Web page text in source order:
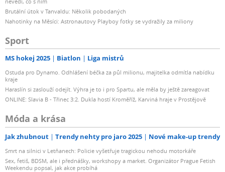
Brutální útok v Tanvaldu: Několik pobodaných
Nahotinky na Měsíci: Astronautovy Playboy fotky se vydražily za miliony
Sport
MS hokej 2025 Biatlon Liga mistrů
Ostuda pro Dynamo. Odhlášení béčka za půl milionu, majitelka odmítla nabídku
kraje
Haraslín si zaslouží odejít. Výhra je to i pro Spartu, ale měla by ještě zareagovat
ONLINE: Slavia B - Třinec 3:2. Dukla hostí Kroměříž, Karviná hraje v Prostějově
Móda a krása
Jak zhubnout Trendy nehty pro jaro 2025 Nové make-up trendy
Smrt na silnici v Letňanech: Policie vyšetřuje tragickou nehodu motorkáře
Sex, fetiš, BDSM, ale i přednášky, workshopy a market. Organizátor Prague Fetish
Weekendu popsal, jak akce probíhá